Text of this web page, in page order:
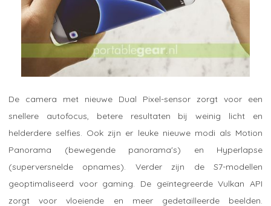
De camera met nieuwe Dual Pixel-sensor zorgt voor een
snellere autofocus, betere resultaten bij weinig licht en
helderdere selfies. Ook zijn er leuke nieuwe modi als Motion
Panorama (bewegende panorama's) en Hyperlapse
(superversnelde opnames). Verder zijn de S7-modellen
geoptimaliseerd voor gaming. De geïntegreerde Vulkan API
zorgt voor vloeiende en meer gedetailleerde beelden.